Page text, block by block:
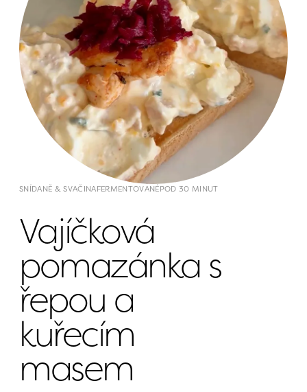
SNÍDANĚ & SVAČINAFERMENTOVANÉPOD 30 MINUT
Vajíčková
pomazánka s
řepou a
kuřecím
masem